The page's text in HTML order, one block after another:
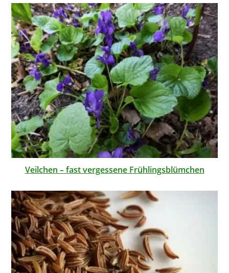
Veilchen – fast vergessene Frühlingsblümchen